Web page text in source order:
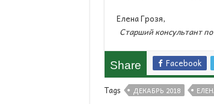
Елена Грозя,
Старший консультант
Share Facebook
Tags ДЕКАБРЬ 2018